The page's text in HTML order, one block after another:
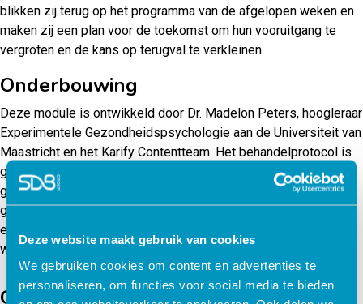
Deze website maakt gebruik van cookies
We gebruiken cookies om content en advertenties te
personaliseren, om functies voor social media te bieden
blikken zij terug op het programma van de afgelopen weken en
maken zij een plan voor de toekomst om hun vooruitgang te
vergroten en de kans op terugval te verkleinen.
Onderbouwing
Deze module is ontwikkeld door Dr. Madelon Peters, hoogleraar
Experimentele Gezondheidspsychologie aan de Universiteit van
Maastricht en het Karify Contentteam. Het behandelprotocol is
gebaseerd op positieve psychologie en cognitieve
gedragstherapie. Wetenschappelijke studies onder zowel
gezonde als depressieve mensen bevestigden reeds de
effectiviteit en de kracht van de oefeningen waarvan gebruik
wordt gemaakt binnen deze behandeling.
Gerelateerde producten